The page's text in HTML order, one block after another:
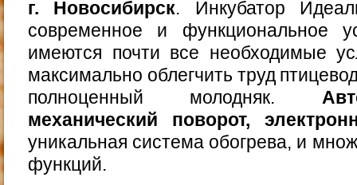
г. Новосибирск. Инкубатор
современное и функциональное
имеются почти все необходимые
максимально облегчить труд
полноценный молодняк.
механический поворот,
уникальная система обогрева, и
функций.